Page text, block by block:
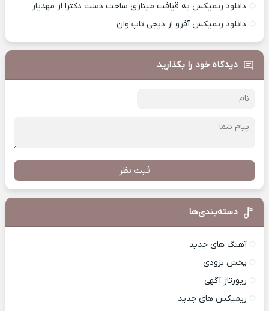
دانلود ریمیکس به قیافت مینازی ساخت دست دکترا از مهدیار
دانلود ریمیکس آفرو از ديجی تاپ وان
دیدگاه خود را بگذارید
ثبت نظر
دسته‌بندی‌ها
آهنگ های جدید
پخش بزودی
رپورتاژ آگهی
ریمیکس های جدید